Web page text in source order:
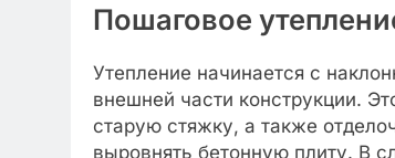
Пошаговое
Утепление начинается с
внешней части конструкции.
старую стяжку, а также
выровнять бетонную плиту. В